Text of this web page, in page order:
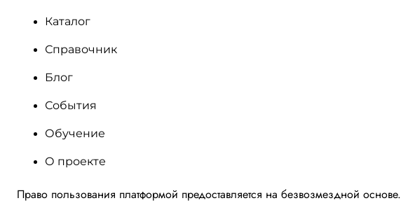
Каталог
Справочник
Блог
События
Обучение
О проекте
Право пользования платформой предоставляется на безвозмездной основе.